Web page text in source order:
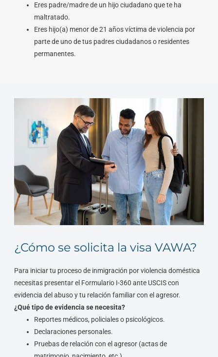
Eres padre/madre de un hijo ciudadano que te ha
maltratado.
Eres hijo(a) menor de 21 años víctima de violencia por
parte de uno de tus padres ciudadanos o residentes
permanentes.
¿Cómo se solicita la visa VAWA?
Para iniciar tu proceso de inmigración por violencia doméstica
necesitas presentar el Formulario I-360 ante USCIS con
evidencia del abuso y tu relación familiar con el agresor.
¿Qué tipo de evidencia se necesita?
Reportes médicos, policiales o psicológicos.
Declaraciones personales.
Pruebas de relación con el agresor (actas de